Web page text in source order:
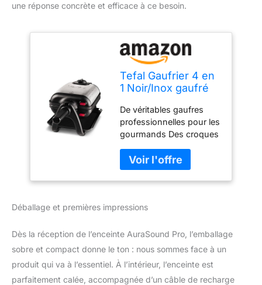
une réponse concrète et efficace à ce besoin.
Tefal Gaufrier 4 en
1 Noir/Inox gaufré
De véritables gaufres
professionnelles pour les
gourmands Des croques
mais également des
grillades Puissance
1200W et thermostat
amovibles avec
compatibles Lave
confort à l'utilisation
Déballage et premières impressions
Dès la réception de l’enceinte AuraSound Pro, l’emballage
sobre et compact donne le ton : nous sommes face à un
produit qui va à l’essentiel. À l’intérieur, l’enceinte est
parfaitement calée, accompagnée d’un câble de recharge